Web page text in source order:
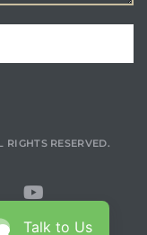
RIGHTS RESERVED.
Talk to Us